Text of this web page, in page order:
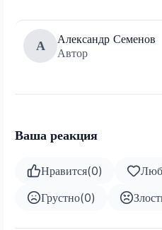
А
Александр Семенов
Автор
Ваша реакция
Нравится(0)
Грустно(0)